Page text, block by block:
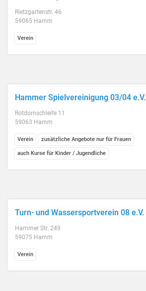
Rietzgartenstr. 46
59065 Hamm
Verein
Hammer Spielvereinigung 03/04 e.V.
Rotdornschleife 11
59063 Hamm
Verein zusätzliche Angebote nur für Frauen
auch Kurse für Kinder / Jugendliche
Turn- und Wassersportverein 08 e.V.
Hammer Str. 249
59075 Hamm
Verein